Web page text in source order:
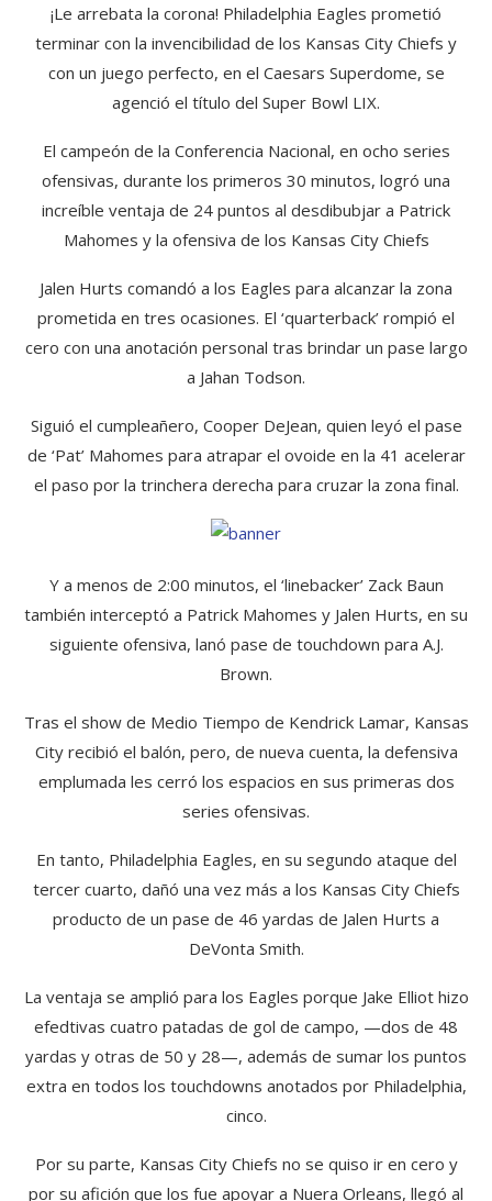
¡Le arrebata la corona! Philadelphia Eagles prometió
terminar con la invencibilidad de los Kansas City Chiefs y
con un juego perfecto, en el Caesars Superdome, se
agenció el título del Super Bowl LIX.
El campeón de la Conferencia Nacional, en ocho series
ofensivas, durante los primeros 30 minutos, logró una
increíble ventaja de 24 puntos al desdibubjar a Patrick
Mahomes y la ofensiva de los Kansas City Chiefs
Jalen Hurts comandó a los Eagles para alcanzar la zona
prometida en tres ocasiones. El ‘quarterback’ rompió el
cero con una anotación personal tras brindar un pase largo
a Jahan Todson.
Siguió el cumpleañero, Cooper DeJean, quien leyó el pase
de ‘Pat’ Mahomes para atrapar el ovoide en la 41 acelerar
el paso por la trinchera derecha para cruzar la zona final.
Y a menos de 2:00 minutos, el ‘linebacker’ Zack Baun
también interceptó a Patrick Mahomes y Jalen Hurts, en su
siguiente ofensiva, lanó pase de touchdown para A.J.
Brown.
Tras el show de Medio Tiempo de Kendrick Lamar, Kansas
City recibió el balón, pero, de nueva cuenta, la defensiva
emplumada les cerró los espacios en sus primeras dos
series ofensivas.
En tanto, Philadelphia Eagles, en su segundo ataque del
tercer cuarto, dañó una vez más a los Kansas City Chiefs
producto de un pase de 46 yardas de Jalen Hurts a
DeVonta Smith.
La ventaja se amplió para los Eagles porque Jake Elliot hizo
efedtivas cuatro patadas de gol de campo, —dos de 48
yardas y otras de 50 y 28—, además de sumar los puntos
extra en todos los touchdowns anotados por Philadelphia,
cinco.
Por su parte, Kansas City Chiefs no se quiso ir en cero y
por su afición que los fue apoyar a Nuera Orleans, llegó al